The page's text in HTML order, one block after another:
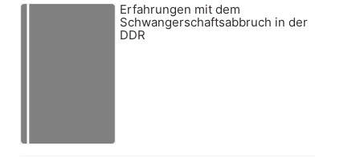
Erfahrungen mit dem
Schwangerschaftsabbruch in der
DDR